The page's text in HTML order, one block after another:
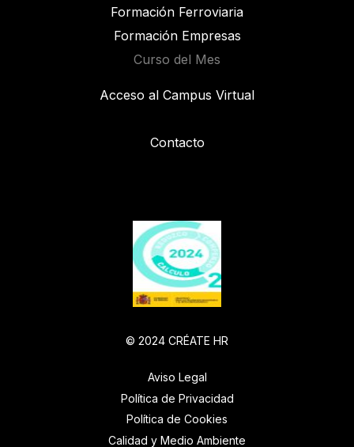
Formación Ferroviaria
Formación Empresas
Curso del Mes
Acceso al Campus Virtual
Contacto
© 2024 CRÉATE HR
Aviso Legal
Política de Privacidad
Política de Cookies
Calidad y Medio Ambiente